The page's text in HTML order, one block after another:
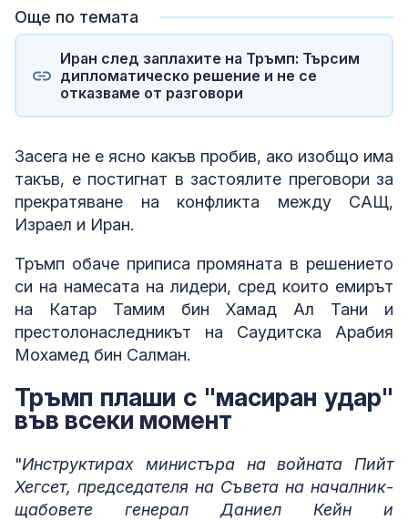
Още по темата
Иран след заплахите на Тръмп: Търсим
дипломатическо решение и не се
отказваме от разговори
Засега не е ясно какъв пробив, ако изобщо има
такъв, е постигнат в застоялите преговори за
прекратяване на конфликта между САЩ,
Израел и Иран.
Тръмп обаче приписа промяната в решението
си на намесата на лидери, сред които емирът
на Катар Тамим бин Хамад Ал Тани и
престолонаследникът на Саудитска Арабия
Мохамед бин Салман.
Тръмп плаши с "масиран удар"
във всеки момент
"Инструктирах министъра на войната Пийт
Хегсет, председателя на Съвета на началник-
щабовете генерал Даниел Кейн и